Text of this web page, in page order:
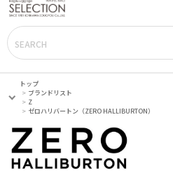
トップ
ブランドリスト
Z
ゼロハリバートン（ZERO HALLIBURTON）